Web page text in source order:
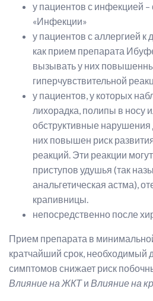
у пациентов с инфекцией –
«Инфекции»
у пациентов с аллергией к
как прием препарата
вызывать у них
гиперчувствительной
у пациентов, у которых
лихорадка, полипы в носу
обструктивные нарушения
них повышен риск
реакций. Эти реакции
приступов удушья (так
анальгетическая астма),
крапивницы.
непосредственно после
Прием препарата в
кратчайший срок, необходимый
симптомов снижает риск
Влияние на ЖКТи Влияние на